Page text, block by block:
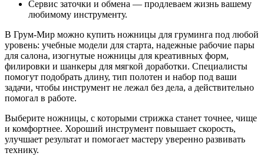
Сервис заточки и обмена — продлеваем жизнь вашему
любимому инструменту.
В Грум-Мир можно купить ножницы для груминга под любой
уровень: учебные модели для старта, надежные рабочие пары
для салона, изогнутые ножницы для креативных форм,
филировки и шанкеры для мягкой доработки. Специалисты
помогут подобрать длину, тип полотен и набор под ваши
задачи, чтобы инструмент не лежал без дела, а действительно
помогал в работе.
Выберите ножницы, с которыми стрижка станет точнее, чище
и комфортнее. Хороший инструмент повышает скорость,
улучшает результат и помогает мастеру уверенно развивать
технику.